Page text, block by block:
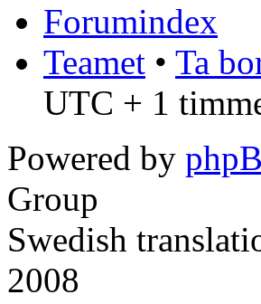
Forumindex
Teamet • Ta
UTC + 1
Powered by
Group
Swedish
2008